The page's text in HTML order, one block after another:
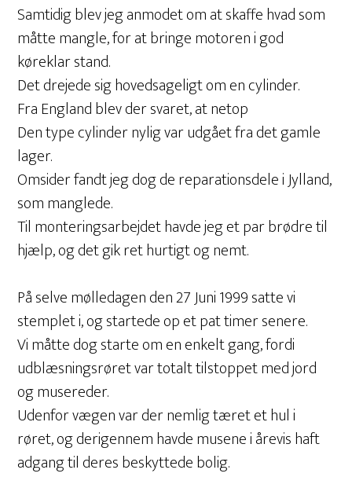
Samtidig blev jeg anmodet om at skaffe hvad som
måtte mangle, for at bringe motoren i god
køreklar stand.
Det drejede sig hovedsageligt om en cylinder.
Fra England blev der svaret, at netop
Den type cylinder nylig var udgået fra det gamle
lager.
Omsider fandt jeg dog de reparationsdele i Jylland,
som manglede.
Til monteringsarbejdet havde jeg et par brødre til
hjælp, og det gik ret hurtigt og nemt.
På selve mølledagen den 27 Juni 1999 satte vi
stemplet i, og startede op et pat timer senere.
Vi måtte dog starte om en enkelt gang, fordi
udblæsningsrøret var totalt tilstoppet med jord
og musereder.
Udenfor vægen var der nemlig tæret et hul i
røret, og derigennem havde musene i årevis haft
adgang til deres beskyttede bolig.